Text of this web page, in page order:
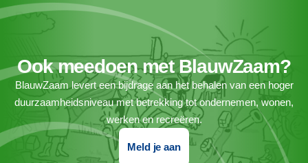
Ook meedoen met BlauwZaam?
BlauwZaam levert een bijdrage aan het behalen van een hoger
duurzaamheidsniveau met betrekking tot ondernemen, wonen,
werken en recreëren.
Meld je aan